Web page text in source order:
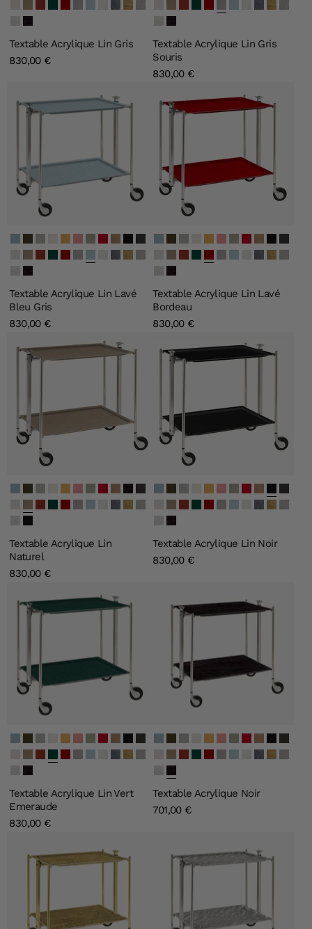
Lin BlancLin Naturel
Lin Bourgogne
Lin Vert Emeraude
Lin Bordeau
Lin Gris Souris
Lin Bleu Gris GivréPerle NoireOld GoldOld Silver
Blanc
Noir
Textable Acrylique Lin Gris
830,00 €
Lin BlancLin Naturel
Lin Bourgogne
Lin Vert Emeraude
Lin Bordeau
Lin Gris Souris
Lin Bleu Gris GivréPerle NoireOld GoldOld Silver
Blanc
Noir
Textable Acrylique Lin Gris
Souris
830,00 €
Secret Bleu ClairSecret Vert OliveSecret Argent
Secret Ivoire
Secret Or Secret Rose ClairSecret Vert ClairSecret Carmine
Secret Quartz
Lin NoirLin Gris
Lin BlancLin Naturel
Lin Bourgogne
Lin Vert Emeraude
Lin Bordeau
Lin Gris Souris
Lin Bleu Gris GivréPerle NoireOld GoldOld Silver
Blanc
Noir
Textable Acrylique Lin Lavé
Bleu Gris
830,00 €
Secret Bleu ClairSecret Vert OliveSecret Argent
Secret Ivoire
Secret Or Secret Rose ClairSecret Vert ClairSecret Carmine
Secret Quartz
Lin NoirLin Gris
Lin BlancLin Naturel
Lin Bourgogne
Lin Vert Emeraude
Lin Bordeau
Lin Gris Souris
Lin Bleu Gris GivréPerle NoireOld GoldOld Silver
Blanc
Noir
Textable Acrylique Lin Lavé
Bordeau
830,00 €
Secret Bleu ClairSecret Vert OliveSecret Argent
Secret Ivoire
Secret Or Secret Rose ClairSecret Vert ClairSecret Carmine
Secret Quartz
NoirLin Gris
Lin BlancLin Naturel
Lin Bourgogne
Lin Vert Emeraude
Lin Bordeau
Lin Gris Souris
Lin Bleu Gris GivréPerle NoireOld GoldOld Silver
Blanc
Lin Noir
Textable Acrylique Lin
Naturel
830,00 €
Secret Bleu ClairSecret Vert OliveSecret Argent
Secret Ivoire
Secret Or Secret Rose ClairSecret Vert ClairSecret Carmine
Secret Quartz
Lin NoirLin Gris
Lin BlancLin Naturel
Lin Bourgogne
Lin Vert Emeraude
Lin Bordeau
Lin Gris Souris
Lin Bleu Gris GivréPerle NoireOld GoldOld Silver
Blanc
Noir
Textable Acrylique Lin Noir
830,00 €
Secret Bleu ClairSecret Vert OliveSecret Argent
Secret Ivoire
Secret Or Secret Rose ClairSecret Vert ClairSecret Carmine
Secret Quartz
Lin NoirLin Gris
Lin BlancLin Naturel
Lin Bourgogne
Lin Vert Emeraude
Lin Bordeau
Lin Gris Souris
Lin Bleu Gris GivréPerle NoireOld GoldOld Silver
Blanc
Noir
Textable Acrylique Lin Vert
Emeraude
830,00 €
Secret Bleu ClairSecret Vert OliveSecret Argent
Secret Ivoire
Secret Or Secret Rose ClairSecret Vert ClairSecret Carmine
Secret Quartz
Lin NoirLin Gris
Lin BlancLin Naturel
Lin Bourgogne
Lin Vert Emeraude
Lin Bordeau
Lin Gris Souris
Lin Bleu Gris GivréPerle NoireOld GoldOld Silver
Blanc
Noir
Textable Acrylique Noir
701,00 €